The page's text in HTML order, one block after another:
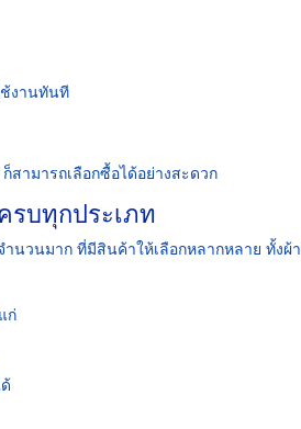
ช้งานทันที
สามารถเลือกซื้อได้อย่างสะดวก
รบทุกประเภท
ำนวนมาก ที่มีสินค้าให้เลือกหลากหลาย ทั้ง
ก่